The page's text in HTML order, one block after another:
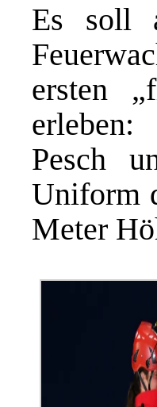
Es soll
ersten
Pesch
Uniform
Meter